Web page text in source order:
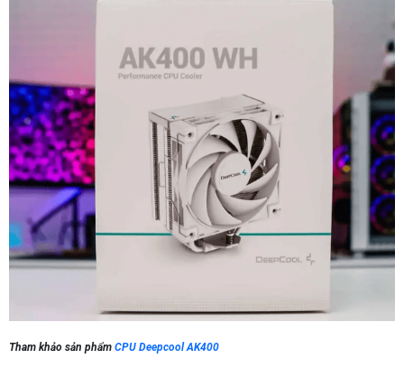
Tham khảo sản phẩm CPU Deepcool AK400